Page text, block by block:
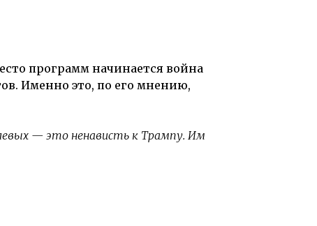
программ начинается война
Именно это, по его мнению,
— это ненависть к Трампу. Им